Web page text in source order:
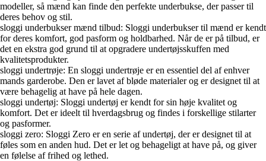
modeller, så mænd kan finde den perfekte underbukse, der passer til
deres behov og stil.
sloggi underbukser mænd tilbud: Sloggi underbukser til mænd er kendt
for deres komfort, god pasform og holdbarhed. Når de er på tilbud, er
det en ekstra god grund til at opgradere undertøjsskuffen med
kvalitetsprodukter.
sloggi undertrøje: En sloggi undertrøje er en essentiel del af enhver
mands garderobe. Den er lavet af bløde materialer og er designet til at
være behagelig at have på hele dagen.
sloggi undertøj: Sloggi undertøj er kendt for sin høje kvalitet og
komfort. Det er ideelt til hverdagsbrug og findes i forskellige stilarter
og pasformer.
sloggi zero: Sloggi Zero er en serie af undertøj, der er designet til at
føles som en anden hud. Det er let og behageligt at have på, og giver
en følelse af frihed og lethed.